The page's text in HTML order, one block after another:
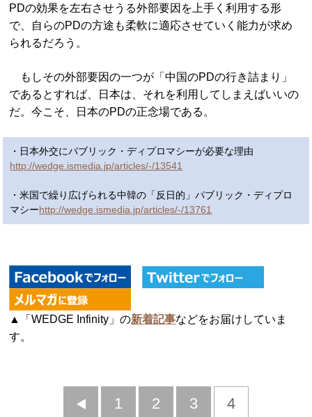
PDの効果を左右させうる外部要因を上手く利用する形
で、自らのPDの方途も柔軟に適応させていく能力が求め
られるだろう。
もしその外部要因の一つが「中国のPDの行き詰まり」
であるとすれば、日本は、それを利用してしまえばいいの
だ。今こそ、日本のPDの正念場である。
・日本外交にパブリック・ディプロマシーが必要な理由
http://wedge.ismedia.jp/articles/-/13541
・米国で繰り広げられる中韓の「反日的」パブリック・ディプロ
マシーhttp://wedge.ismedia.jp/articles/-/13761
▲「WEDGE Infinity」の新着記事などをお届けしていま
す。
前
1 2 3 4